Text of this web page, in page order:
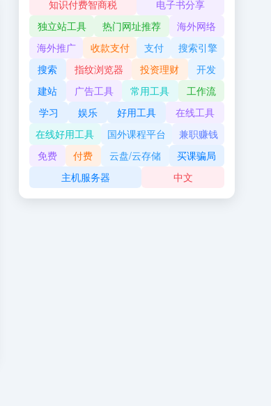
知识付费智商税
电子书分享
独立站工具
热门网址推荐
海外网络
海外推广
收款支付 支付
搜索引擎
搜索
指纹浏览器 投资理财
开发
建站
广告工具 常用工具
工作流
学习
娱乐 好用工具
在线工具
在线好用工具
国外课程平台
兼职赚钱
免费
付费 云盘/云存储
买课骗局
主机服务器
中文